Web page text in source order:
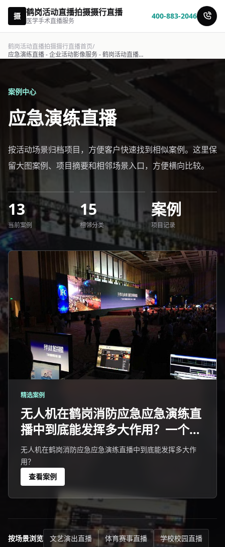
摄 鹤岗活动直播拍摄摄行直播
医学手术直播服务
400-883-2046
鹤岗活动直播拍摄摄行直播首页/
应急演练直播 - 企业活动影像服务 - 鹤岗活动直播拍摄摄行直播
案例中心
应急演练直播
按活动场景归档项目，方便客户快速找到相似案例。这里保
留大图案例、项目摘要和相邻场景入口，方便横向比较。
13
当前案例
15
相邻分类
案例
项目记录
精选案例
无人机在鹤岗消防应急应急演练直
播中到底能发挥多大作用？一个老
飞手的大实话
无人机在鹤岗消防应急应急演练直播中到底能发挥多大作
用？
查看案例
按场景浏览 文艺演出直播 体育赛事直播
学校校园直播